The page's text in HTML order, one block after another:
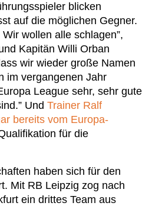
blicken
auf die möglichen Gegner.
wollen alle schlagen”,
Kapitän Willi Orban
wir wieder große Namen
im vergangenen Jahr
League sehr, sehr gute
Und Trainer Ralf
bereits vom Europa-
für die
haben sich für den
Mit RB Leipzig zog nach
ein drittes Team aus